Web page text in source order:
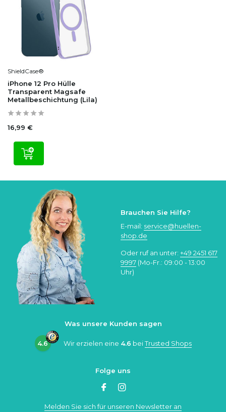
ShieldCase®
iPhone 12 Pro Hülle
Transparent Magsafe
Metallbeschichtung (Lila)
16,99 €
Brauchen Sie Hilfe?
E-mail: service@huellen-
shop.de
Oder ruf an unter: +49 2451 617
9997 (Mo-Fr.: 09:00 - 13:00
Uhr)
Was unsere Kunden sagen
4.6 Wir erzielen eine 4.6 beiTrusted Shops
Folge uns
Melden Sie sich für unseren Newsletter an